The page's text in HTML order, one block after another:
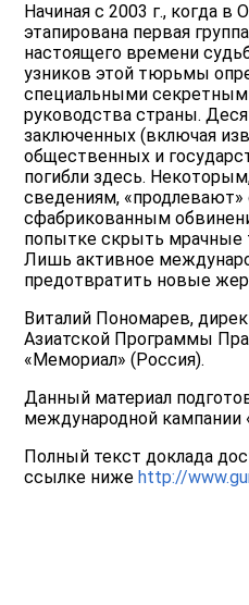
Начиная с 2003 г., когда в
этапирована первая
настоящего времени
узников этой тюрьмы
специальными
руководства страны.
заключенных (включая
общественных и
погибли здесь.
сведениям, «продлевают»
сфабрикованным
попытке скрыть мрачные
Лишь активное
предотвратить новые
Виталий Пономарев,
Азиатской Программы
«Мемориал» (Россия).
Данный материал
международной
Полный текст доклада
ссылке ниже http://